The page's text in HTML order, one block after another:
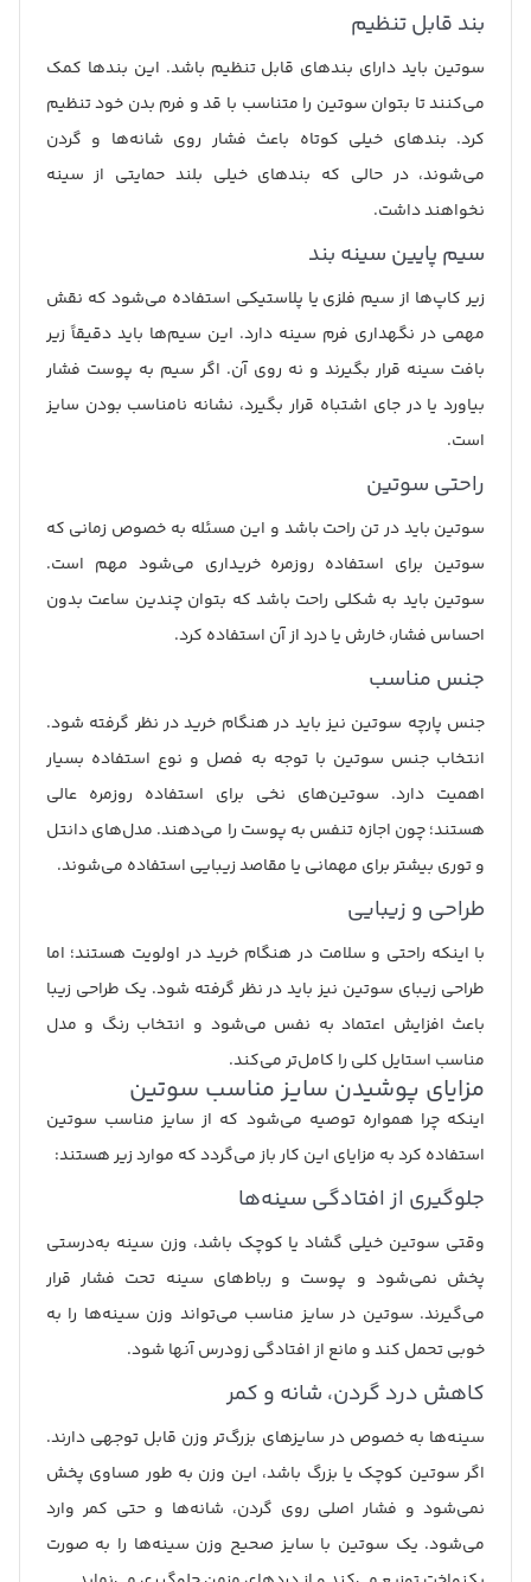
بند قابل تنظیم
سوتین باید دارای بندهای قابل تنظیم باشد. این بندها کمک
می‌کنند تا بتوان سوتین را متناسب با قد و فرم بدن خود تنظیم
کرد. بندهای خیلی کوتاه باعث فشار روی شانه‌ها و گردن
می‌شوند، در حالی که بندهای خیلی بلند حمایتی از سینه
نخواهند داشت.
سیم پایین سینه بند
زیر کاپ‌ها از سیم فلزی یا پلاستیکی استفاده می‌شود که نقش
مهمی در نگهداری فرم سینه دارد. این سیم‌ها باید دقیقاً زیر
بافت سینه قرار بگیرند و نه روی آن. اگر سیم به پوست فشار
بیاورد یا در جای اشتباه قرار بگیرد، نشانه نامناسب بودن سایز
است.
راحتی سوتین
سوتین باید در تن راحت باشد و این مسئله به خصوص زمانی که
سوتین برای استفاده روزمره خریداری می‌شود مهم است.
سوتین باید به شکلی راحت باشد که بتوان چندین ساعت بدون
احساس فشار، خارش یا درد از آن استفاده کرد.
جنس مناسب
جنس پارچه سوتین نیز باید در هنگام خرید در نظر گرفته شود.
انتخاب جنس سوتین با توجه به فصل و نوع استفاده بسیار
اهمیت دارد. سوتین‌های نخی برای استفاده روزمره عالی
هستند؛ چون اجازه تنفس به پوست را می‌دهند. مدل‌های دانتل
و توری بیشتر برای مهمانی یا مقاصد زیبایی استفاده می‌شوند.
طراحی و زیبایی
با اینکه راحتی و سلامت در هنگام خرید در اولویت هستند؛ اما
طراحی زیبای سوتین نیز باید در نظر گرفته شود. یک طراحی زیبا
باعث افزایش اعتماد به نفس می‌شود و انتخاب رنگ و مدل
مناسب استایل کلی را کامل‌تر می‌کند.
مزایای پوشیدن سایز مناسب سوتین
اینکه چرا همواره توصیه می‌شود که از سایز مناسب سوتین
استفاده کرد به مزایای این کار باز می‌گردد که موارد زیر هستند:
جلوگیری از افتادگی سینه‌ها
وقتی سوتین خیلی گشاد یا کوچک باشد، وزن سینه به‌درستی
پخش نمی‌شود و پوست و رباط‌های سینه تحت فشار قرار
می‌گیرند. سوتین در سایز مناسب می‌تواند وزن سینه‌ها را به
خوبی تحمل کند و مانع از افتادگی زودرس آنها شود.
کاهش درد گردن، شانه و کمر
سینه‌ها به خصوص در سایزهای بزرگ‌تر وزن قابل توجهی دارند.
اگر سوتین کوچک یا بزرگ باشد، این وزن به طور مساوی پخش
نمی‌شود و فشار اصلی روی گردن، شانه‌ها و حتی کمر وارد
می‌شود. یک سوتین با سایز صحیح وزن سینه‌ها را به صورت